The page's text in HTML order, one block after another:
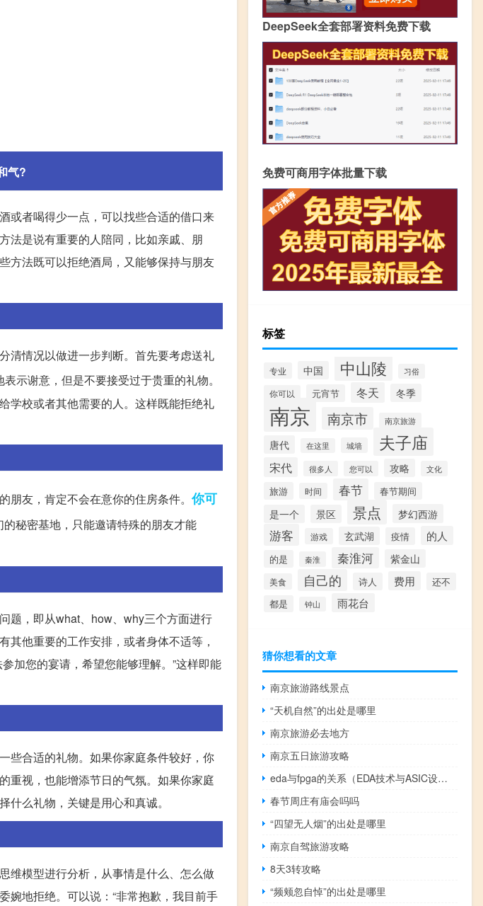
气?
或者喝得少一点，可以找些合适的借口来
法是说有重要的人陪同，比如亲戚、朋
方法既可以拒绝酒局，又能够保持与朋友
清情况以做进一步判断。首先要考虑送礼
表示谢意，但是不要接受过于贵重的礼物。
学校或者其他需要的人。这样既能拒绝礼
朋友，肯定不会在意你的住房条件。你可
秘密基地，只能邀请特殊的朋友才能
题，即从what、how、why三个方面进行
他重要的工作安排，或者身体不适等，
加您的宴请，希望您能够理解。”这样即能
些合适的礼物。如果你家庭条件较好，你
重视，也能增添节日的气氛。如果你家庭
么礼物，关键是用心和真诚。
维模型进行分析，从事情是什么、怎么做
婉地拒绝。可以说：“非常抱歉，我目前手
DeepSeek全套部署资料免费下载
免费可商用字体批量下载
标签
专业 中国 中山陵 习俗
你可以 元宵节 冬天 冬季
南京 南京市 南京旅游
唐代 在这里 城墙 夫子庙
宋代 很多人 您可以 攻略 文化
旅游 时间 春节 春节期间
是一个 景区 景点 梦幻西游
游客 游戏 玄武湖 疫情 的人
的是 秦淮 秦淮河 紫金山
美食 自己的 诗人 费用 还不
都是 钟山 雨花台
猜你想看的文章
南京旅游路线景点
“天机自然”的出处是哪里
南京旅游必去地方
南京五日旅游攻略
eda与fpga的关系（EDA技术与ASIC设计和FPGA开发有何关系）
春节周庄有庙会吗吗
“四望无人烟”的出处是哪里
南京自驾旅游攻略
8天3转攻略
“频颊忽自悼”的出处是哪里